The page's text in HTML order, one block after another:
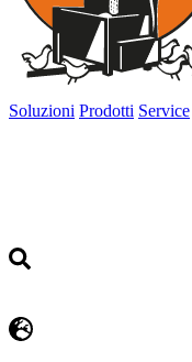
Soluzioni Prodotti Service